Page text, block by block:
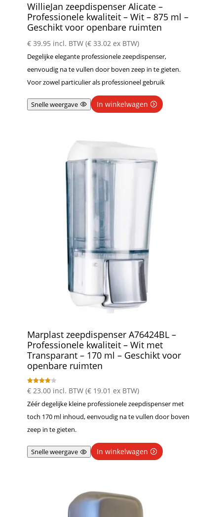
WillieJan zeepdispenser Alicate –
Professionele kwaliteit – Wit – 875 ml –
Geschikt voor openbare ruimten
€39.95 incl. BTW (€33.02 ex BTW)
Degelijke elegante professionele zeepdispenser,
eenvoudig na te vullen door boven zeep in te gieten.
Voor zowel particulier als professioneel gebruik
Snelle weergave In winkelwagen
Marplast zeepdispenser A76424BL –
Professionele kwaliteit – Wit met
Transparant – 170 ml – Geschikt voor
openbare ruimten
Gewaarde
erd
uit 5
€23.00 incl. BTW (€19.01 ex BTW)
Zéér degelijke kleine professionele zeepdispenser met
toch 170 ml inhoud, eenvoudig na te vullen door boven
zeep in te gieten.
Snelle weergave In winkelwagen